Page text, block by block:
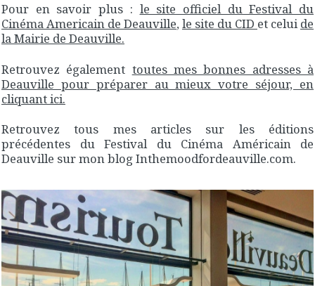
Pour en savoir plus : le site officiel du Festival du
Cinéma Americain de Deauville,le site du CID et celuide
la Mairie de Deauville.
Retrouvez également toutes mes bonnes adresses à
Deauville pour préparer au mieux votre séjour, en
cliquant ici.
Retrouvez tous mes articles sur les éditions
précédentes du Festival du Cinéma Américain de
Deauville sur mon blog Inthemoodfordeauville.com.